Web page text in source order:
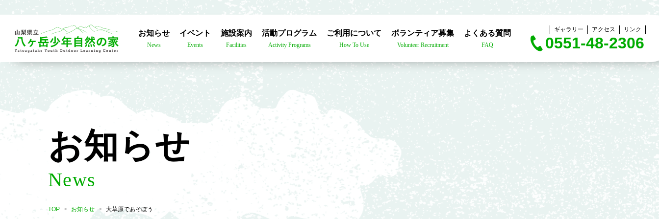
お知らせ
News
イベント
Events
施設案内
Facilities
活動プログラム
Activity Programs
ご利用について
How To Use
ボランティア募集
Volunteer Recruitment
よくある質問
FAQ
ギャラリー アクセス リンク
0551-48-2306
お知らせ
News
TOP お知らせ 大草原であそぼう